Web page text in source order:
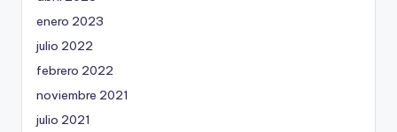
enero 2023
julio 2022
febrero 2022
noviembre 2021
julio 2021